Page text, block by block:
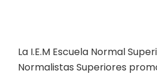
La I.E.M Escuela Normal
Normalistas Superiores